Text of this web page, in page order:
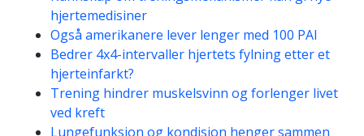
hjertemedisiner
Også amerikanere lever lenger med 100 PAI
Bedrer 4x4-intervaller hjertets fylning etter et
hjerteinfarkt?
Trening hindrer muskelsvinn og forlenger livet
ved kreft
Lungefunksjon og kondisjon henger sammen